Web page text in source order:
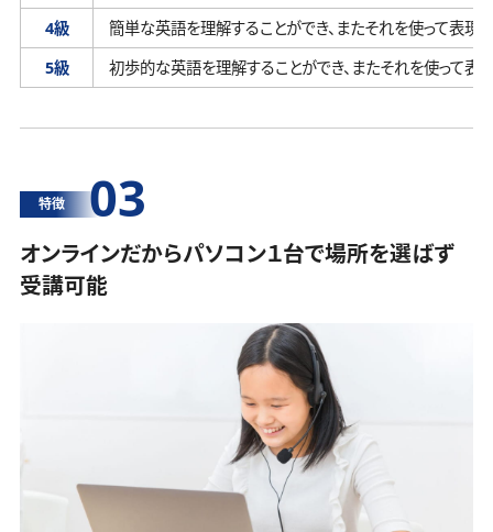
4級
簡単な英語を理解することができ、 またそれを使って表現
5級
初歩的な英語を理解することができ、 またそれを使って表
特徴 03
オンラインだからパソコン１台で場所を選ばず
受講可能